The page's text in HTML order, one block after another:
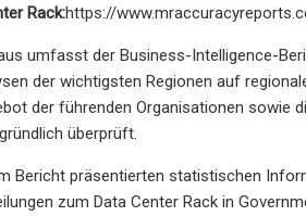
Rack:https://
umfasst der Business-Intelligence-
der wichtigsten Regionen auf
der führenden Organisationen sowie
überprüft.
Bericht präsentierten statistischen
zum Data Center Rack in